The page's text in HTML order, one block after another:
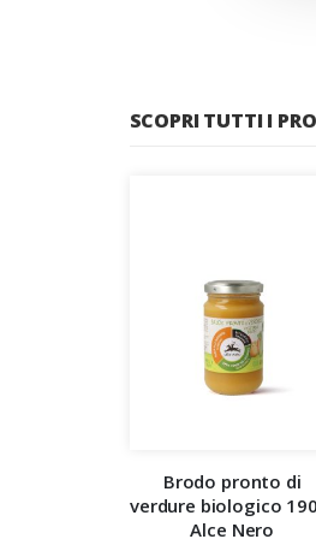
SCOPRI TUTTI I
Brodo pronto di
verdure biologico
Alce Nero